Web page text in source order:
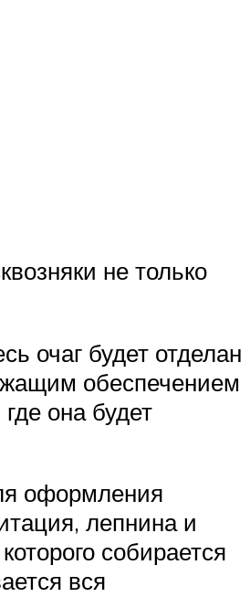
не только
очаг будет отделан
обеспечением
она будет
оформления
лепнина и
собирается
вся